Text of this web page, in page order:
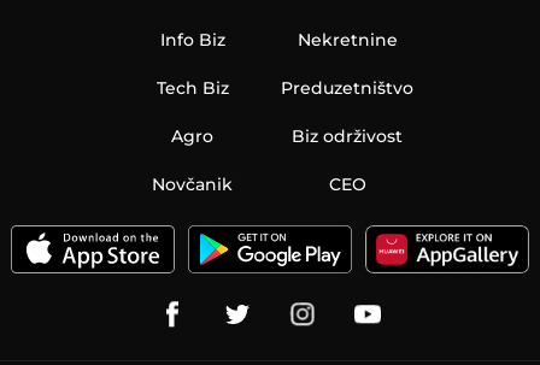
Info Biz
Tech Biz
Agro
Nekretnine
Preduzetništvo
Biz održivost
Novčanik CEO